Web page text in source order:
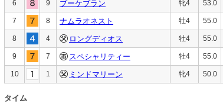
6 9 ブーケブラン 牝4 53.0
7 8 ナムラオネスト 牡4 55.0
8 4 ロングディオス 牡4 55.0
9 7 スペシャリティー 牡4 55.0
10 1 ミンドマリーン 牝4 50.0
タイム